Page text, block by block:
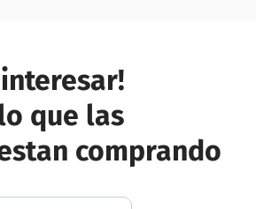
interesar!
que las
comprando